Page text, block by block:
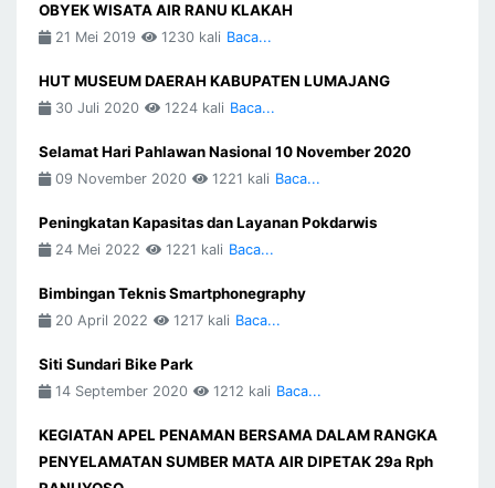
OBYEK WISATA AIR RANU KLAKAH
21 Mei 2019 1230 kali Baca...
HUT MUSEUM DAERAH KABUPATEN LUMAJANG
30 Juli 2020 1224 kali Baca...
Selamat Hari Pahlawan Nasional 10 November 2020
09 November 2020 1221 kali Baca...
Peningkatan Kapasitas dan Layanan Pokdarwis
24 Mei 2022 1221 kali Baca...
Bimbingan Teknis Smartphonegraphy
20 April 2022 1217 kali Baca...
Siti Sundari Bike Park
14 September 2020 1212 kali Baca...
KEGIATAN APEL PENAMAN BERSAMA DALAM RANGKA
PENYELAMATAN SUMBER MATA AIR DIPETAK 29a Rph